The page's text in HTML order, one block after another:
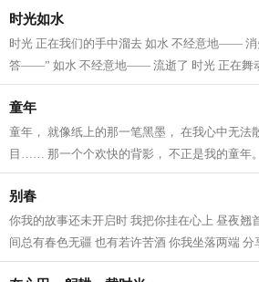
时光如水
时光 正在我们的手中溜去 如水 不经意地——
答——” 如水 不经意地—— 流逝了 时光 正在舞
了 时光 无影无踪 如水 消逝极...
童年
童年， 就像纸上的那一笔黑墨， 在我心中无法
目…… 那一个个欢快的背影， 不正是我的童年
腰在小河里捉鱼； 在金黄的麦田...
别春
你我的故事还未开启时 我把你挂在心上 昼夜翘
间总有春色无疆 也有若许苦酒 你我坐落两端 分
和着你我 春风一再吹上头 我们在...